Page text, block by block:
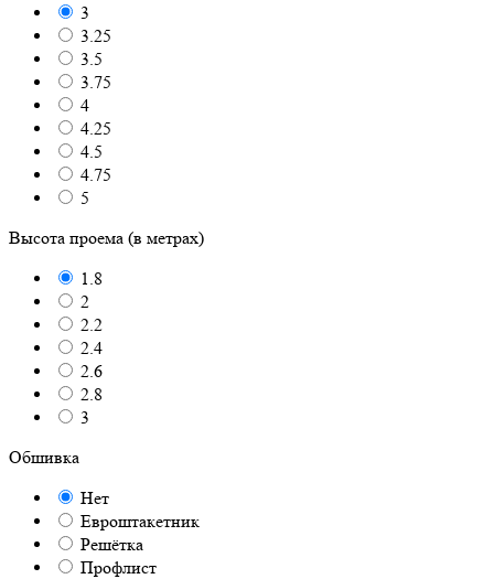
3
3.25
3.5
3.75
4
4.25
4.5
4.75
5
Высота проема (в метрах)
1.8
2
2.2
2.4
2.6
2.8
3
Обшивка
Нет
Евроштакетник
Решётка
Профлист